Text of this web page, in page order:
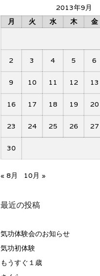
2013年9月
月
火 水 木 金
2 3 4 5 6
9 10 11 12 13
16 17 18 19 20
23 24 25 26 27
30
« 8月 10月 »
最近の投稿
気功体験会のお知らせ
気功初体験
もうすぐ１歳